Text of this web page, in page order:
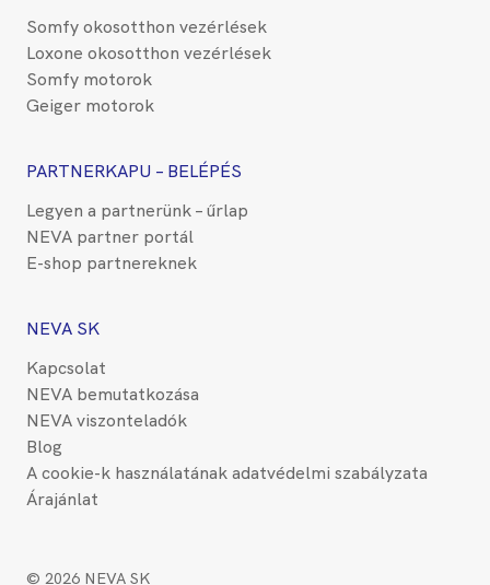
Somfy okosotthon vezérlések
Loxone okosotthon vezérlések
Somfy motorok
Geiger motorok
PARTNERKAPU – BELÉPÉS
Legyen a partnerünk – űrlap
NEVA partner portál
E-shop partnereknek
NEVA SK
Kapcsolat
NEVA bemutatkozása
NEVA viszonteladók
Blog
A cookie-k használatának adatvédelmi szabályzata
Árajánlat
© 2026 NEVA SK